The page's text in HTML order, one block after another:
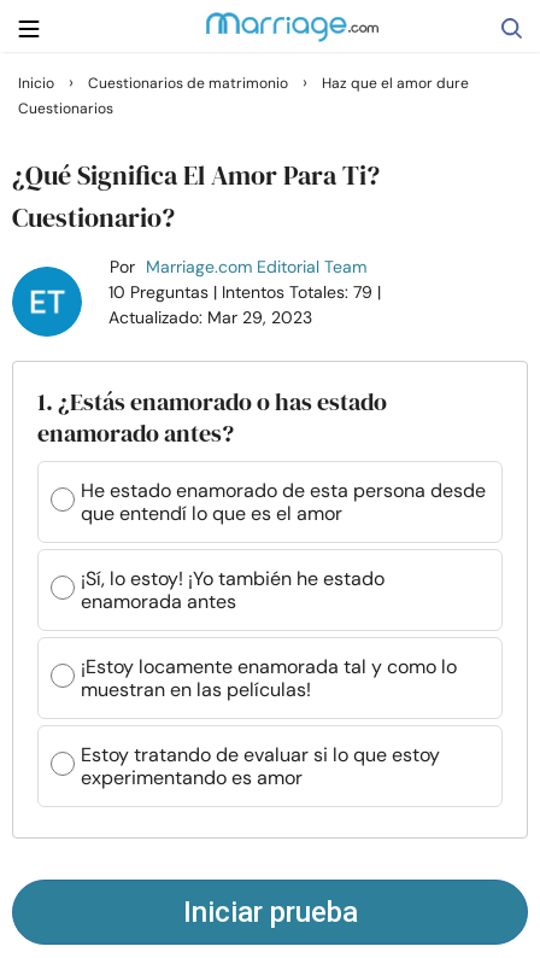
Buscar
Casarse
Relaciones
Familia
Ayuda
Cursos
Recursos
Comunidad
Encuentra un terapeuta
Idioma
nosotros
© Copyright 2026. Todos los derechos reservados.
Inicio › Cuestionarios de matrimonio ›
Haz que el amor dure
Cuestionarios
¿Qué Significa El Amor Para Ti?
Cuestionario?
Por Marriage.com Editorial Team
10 Preguntas | Intentos Totales: 79 |
Actualizado: Mar 29, 2023
1. ¿Estás enamorado o has estado
enamorado antes?
He estado enamorado de esta persona desde
que entendí lo que es el amor
¡Sí, lo estoy! ¡Yo también he estado
enamorada antes
¡Estoy locamente enamorada tal y como lo
muestran en las películas!
Estoy tratando de evaluar si lo que estoy
experimentando es amor
Iniciar prueba